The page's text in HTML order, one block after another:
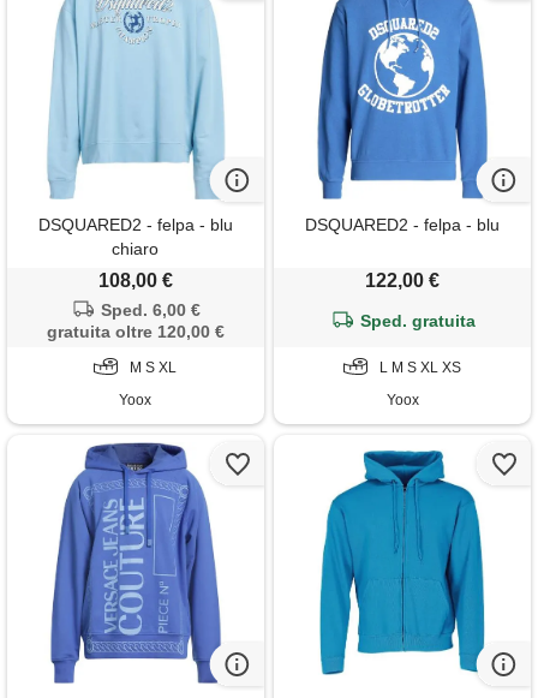
DSQUARED2 - felpa - blu
chiaro
108,00 €
Sped. 6,00 €
gratuita oltre 120,00 €
M S XL
Yoox
DSQUARED2 - felpa - blu
122,00 €
Sped. gratuita
L M S XL XS
Yoox